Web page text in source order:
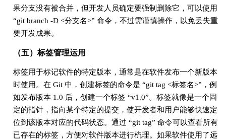
果分支没有被合并，但开发人员确定要强制删除它，可以使用
“git branch -D <分支名>” 命令，不过需谨慎操作，以免丢失重
要开发成果。
（五）标签管理运用
标签用于标记软件的特定版本，通常是在软件发布一个新版本
时使用。在 Git 中，创建标签的命令是 “git tag <标签名>”，例
如发布版本 1.0 后，创建一个标签 “v1.0”。标签就像是一个固
定的指针，指向某个特定的提交，使开发者和用户能够快速定
位到该版本对应的代码状态。通过 “git tag” 命令可以查看所有
已存在的标签，方便对软件版本进行梳理。如果软件使用了远